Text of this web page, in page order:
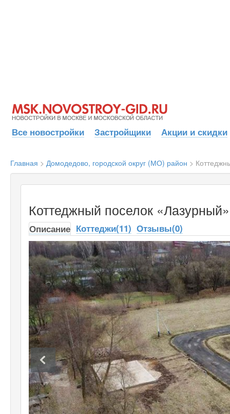
Все новостройки Застройщики Акции и скидки
Главная > Домодедово, городской округ (МО) район >
Коттеджный поселок «Лазурный»
Описание Коттеджи(11) Отзывы(0)